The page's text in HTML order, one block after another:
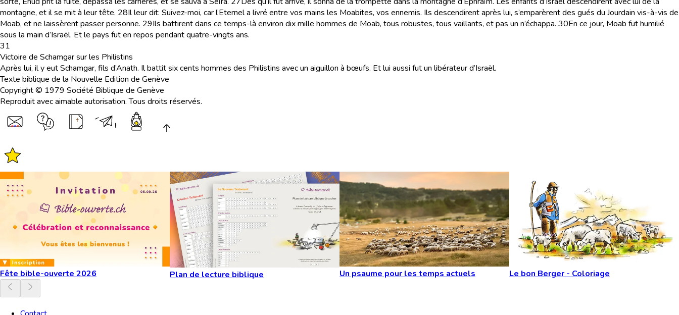
montagne, et il se mit à leur tête. 28Il leur dit: Suivez-moi, car l’Eternel a livré entre vos mains les Moabites, vos ennemis. Ils descendirent après lui, s’emparèrent des gués du Jourdain vis-à-vis de
Moab, et ne laissèrent passer personne. 29Ils battirent dans ce temps-là environ dix mille hommes de Moab, tous robustes, tous vaillants, et pas un n’échappa. 30En ce jour, Moab fut humilié
sous la main d’Israël. Et le pays fut en repos pendant quatre-vingts ans.
31
Victoire de Schamgar sur les Philistins
Après lui, il y eut Schamgar, fils d’Anath. Il battit six cents hommes des Philistins avec un aiguillon à bœufs. Et lui aussi fut un libérateur d’Israël.
Texte biblique de la Nouvelle Edition de Genève
Copyright © 1979 Société Biblique de Genève
Reproduit avec aimable autorisation. Tous droits réservés.
Fête bible-ouverte 2026 Plan de lecture biblique Un psaume pour les temps actuels Le bon Berger - Coloriage